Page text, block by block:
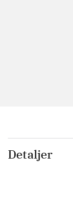
Detaljer